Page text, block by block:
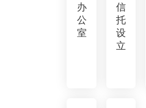
办
公
室
信
托
设
立